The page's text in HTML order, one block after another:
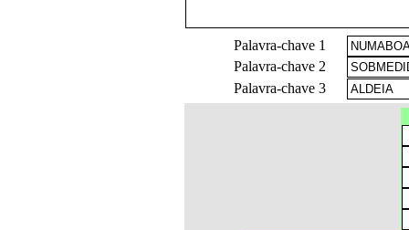
Palavra-chave 1
Palavra-chave 2
Palavra-chave 3